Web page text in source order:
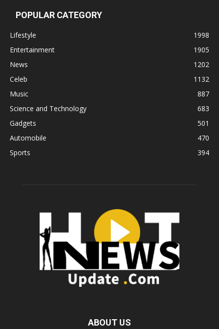
POPULAR CATEGORY
Lifestyle
1998
Entertainment
1905
News
1202
Celeb
1132
Music
887
Science and Technology
683
Gadgets
501
Automobile
470
Sports
394
ABOUT US